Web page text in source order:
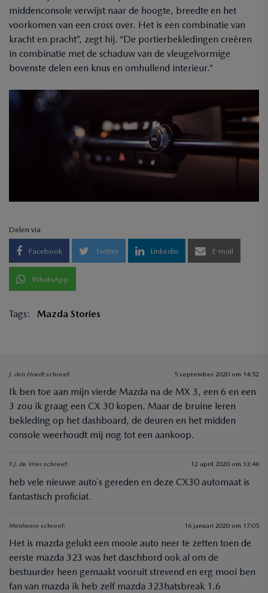
middenconsole verwijst naar de hoogte, breedte en het
voorkomen van een cross over. Het is een combinatie van
kracht en pracht”, zegt hij. “De portierbekledingen creëren
in combinatie met de schaduw van de vleugelvormige
bovenste delen een knus en omhullend interieur.”
Delen via
Facebook Twitter Linkedin E-mail
WhatsApp
Tags: Mazda Stories
J. den Hoedt schreef: 5 september 2020 om 14:52
Ik ben toe aan mijn vierde Mazda na de MX 3, een 6 en een
3 zou ik graag een CX 30 kopen. Maar de bruine leren
bekleding op het dashboard, de deuren en het midden
console weerhoudt mij nog tot een aankoop.
F.J. de Vries schreef: 12 april 2020 om 13:46
heb vele nieuwe auto`s gereden en deze CX30 automaat is
fantastisch proficiat.
Menheere schreef: 16 januari 2020 om 17:05
Het is mazda gelukt een mooie auto neer te zetten toen de
eerste mazda 323 was het daschbord ook al om de
bestuurder heen gemaakt vooruit strevend en erg mooi ben
fan van mazda ik heb zelf mazda 323hatsbreak 1.6